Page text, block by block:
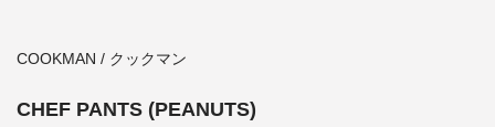
COOKMAN / クックマン
CHEF PANTS (PEANUTS)